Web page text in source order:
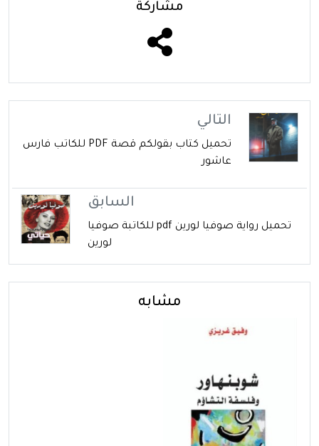
مشاركة
التالي
تحميل كتاب بقولكم قصة PDF للكاتب فارس
عاشور
السابق
تحميل رواية صوفيا لورين pdf للكاتبة صوفيا
لورين
مشابه